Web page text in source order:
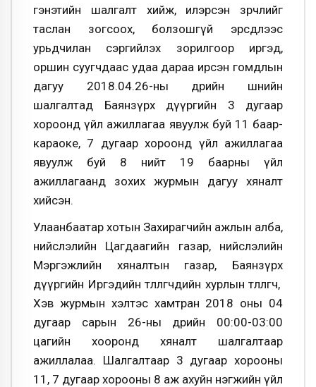
гэнэтийн шалгалт хийж, илэрсэн зөрчлийг
таслан зогсоох, болзошгүй эрсдлээс
урьдчилан сэргийлэх зорилгоор иргэд,
оршин суугчдаас удаа дараа ирсэн гомдлын
дагуу 2018.04.26-ны өдрийн шөнийн
шалгалтад Баянзүрх дүүргийн 3 дугаар
хороонд үйл ажиллагаа явуулж буй 11 баар-
караоке, 7 дугаар хороонд үйл ажиллагаа
явуулж буй 8 нийт 19 баарны үйл
ажиллагаанд зохих журмын дагуу хяналт
хийсэн.
Улаанбаатар хотын Захирагчийн ажлын алба,
нийслэлийн Цагдаагийн газар, нийслэлийн
Мэргэжлийн хяналтын газар, Баянзүрх
дүүргийн Иргэдийн төлөөлөгчдийн хурлын төлөөлөгч,
Хэв журмын хэлтэс хамтран 2018 оны 04
дугаар сарын 26-ны өдрийн 00:00-03:00
цагийн хооронд хяналт шалгалтаар
ажиллалаа. Шалгалтаар 3 дугаар хорооны
11, 7 дугаар хорооны 8 аж ахуйн нэгжийн үйл